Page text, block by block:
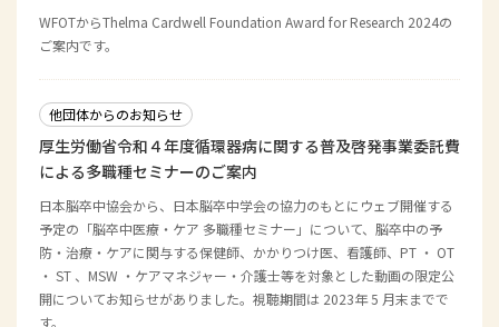
WFOTからThelma Cardwell Foundation Award for Research 2024の
ご案内です。
他団体からのお知らせ
厚生労働省令和４年度循環器病に関する普及啓発事業委託費
による多職種セミナーのご案内
日本脳卒中協会から、日本脳卒中学会の協力のもとにウェブ開催する
予定の「脳卒中医療・ケア 多職種セミナー」について、脳卒中の予
防・治療・ケアに関与する保健師、かかりつけ医、看護師、PT ・ OT
・ ST 、MSW ・ケアマネジャー・介護士等を対象とした動画の限定公
開についてお知らせがありました。視聴期間は 2023年 5 月末までで
す。